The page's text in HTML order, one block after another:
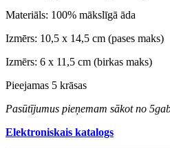
Materiāls: 100% mākslīgā āda
Izmērs: 10,5 x 14,5 cm (pases maks)
Izmērs: 6 x 11,5 cm (birkas maks)
Pieejamas 5 krāsas
Pasūtījumus pieņemam sākot no
Elektroniskais katalogs